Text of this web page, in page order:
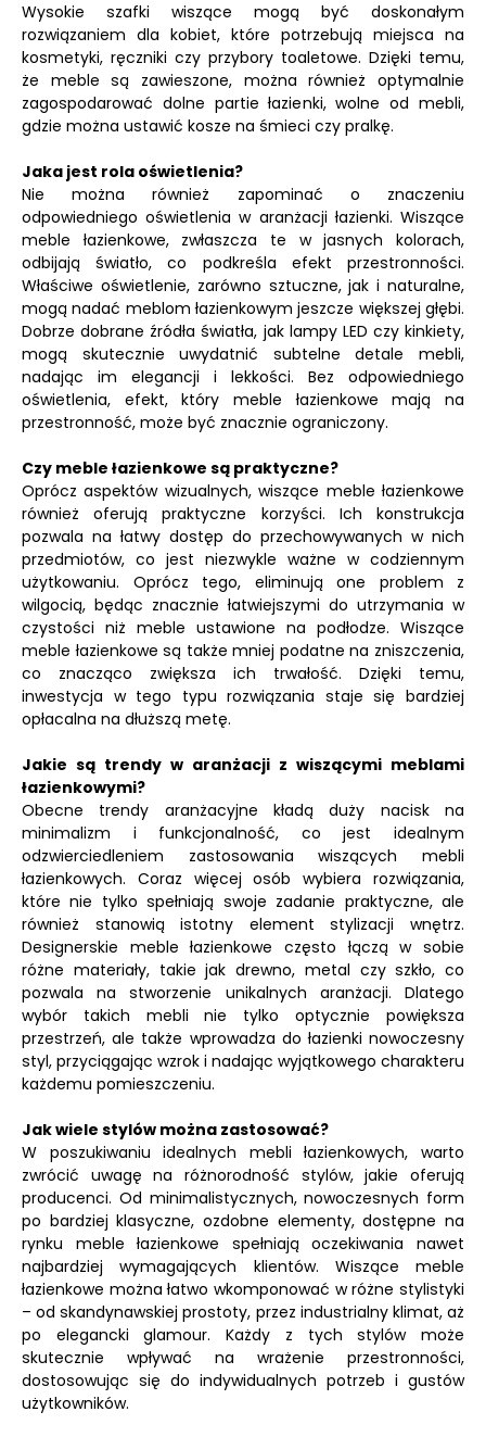
Wysokie szafki wiszące mogą być doskonałym
rozwiązaniem dla kobiet, które potrzebują miejsca na
kosmetyki, ręczniki czy przybory toaletowe. Dzięki temu,
że meble są zawieszone, można również optymalnie
zagospodarować dolne partie łazienki, wolne od mebli,
gdzie można ustawić kosze na śmieci czy pralkę.
Jaka jest rola oświetlenia?
Nie można również zapominać o znaczeniu
odpowiedniego oświetlenia w aranżacji łazienki. Wiszące
meble łazienkowe, zwłaszcza te w jasnych kolorach,
odbijają światło, co podkreśla efekt przestronności.
Właściwe oświetlenie, zarówno sztuczne, jak i naturalne,
mogą nadać meblom łazienkowym jeszcze większej głębi.
Dobrze dobrane źródła światła, jak lampy LED czy kinkiety,
mogą skutecznie uwydatnić subtelne detale mebli,
nadając im elegancji i lekkości. Bez odpowiedniego
oświetlenia, efekt, który meble łazienkowe mają na
przestronność, może być znacznie ograniczony.
Czy meble łazienkowe są praktyczne?
Oprócz aspektów wizualnych, wiszące meble łazienkowe
również oferują praktyczne korzyści. Ich konstrukcja
pozwala na łatwy dostęp do przechowywanych w nich
przedmiotów, co jest niezwykle ważne w codziennym
użytkowaniu. Oprócz tego, eliminują one problem z
wilgocią, będąc znacznie łatwiejszymi do utrzymania w
czystości niż meble ustawione na podłodze. Wiszące
meble łazienkowe są także mniej podatne na zniszczenia,
co znacząco zwiększa ich trwałość. Dzięki temu,
inwestycja w tego typu rozwiązania staje się bardziej
opłacalna na dłuższą metę.
Jakie są trendy w aranżacji z wiszącymi meblami
łazienkowymi?
Obecne trendy aranżacyjne kładą duży nacisk na
minimalizm i funkcjonalność, co jest idealnym
odzwierciedleniem zastosowania wiszących mebli
łazienkowych. Coraz więcej osób wybiera rozwiązania,
które nie tylko spełniają swoje zadanie praktyczne, ale
również stanowią istotny element stylizacji wnętrz.
Designerskie meble łazienkowe często łączą w sobie
różne materiały, takie jak drewno, metal czy szkło, co
pozwala na stworzenie unikalnych aranżacji. Dlatego
wybór takich mebli nie tylko optycznie powiększa
przestrzeń, ale także wprowadza do łazienki nowoczesny
styl, przyciągając wzrok i nadając wyjątkowego charakteru
każdemu pomieszczeniu.
Jak wiele stylów można zastosować?
W poszukiwaniu idealnych mebli łazienkowych, warto
zwrócić uwagę na różnorodność stylów, jakie oferują
producenci. Od minimalistycznych, nowoczesnych form
po bardziej klasyczne, ozdobne elementy, dostępne na
rynku meble łazienkowe spełniają oczekiwania nawet
najbardziej wymagających klientów. Wiszące meble
łazienkowe można łatwo wkomponować w różne stylistyki
– od skandynawskiej prostoty, przez industrialny klimat, aż
po elegancki glamour. Każdy z tych stylów może
skutecznie wpływać na wrażenie przestronności,
dostosowując się do indywidualnych potrzeb i gustów
użytkowników.